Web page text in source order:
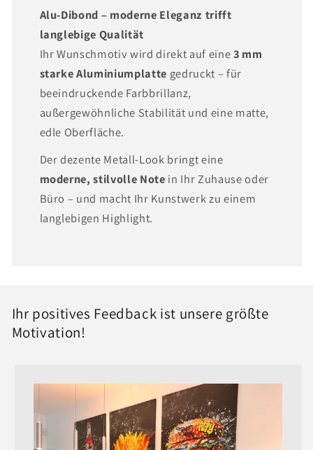
Alu-Dibond – moderne Eleganz trifft
langlebige Qualität
Ihr Wunschmotiv wird direkt auf eine3 mm
starke Aluminiumplatte gedruckt – für
beeindruckende Farbbrillanz,
außergewöhnliche Stabilität und eine matte,
edle Oberfläche.
Der dezente Metall-Look bringt eine
moderne, stilvolle Note in Ihr Zuhause oder
Büro – und macht Ihr Kunstwerk zu einem
langlebigen Highlight.
Ihr positives Feedback ist unsere größte
Motivation!